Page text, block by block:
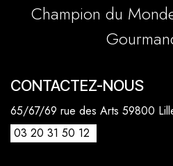
CONTACTEZ-NOUS
65/67/69 rue des Arts 59800
03 20 31 50 12
Champion du